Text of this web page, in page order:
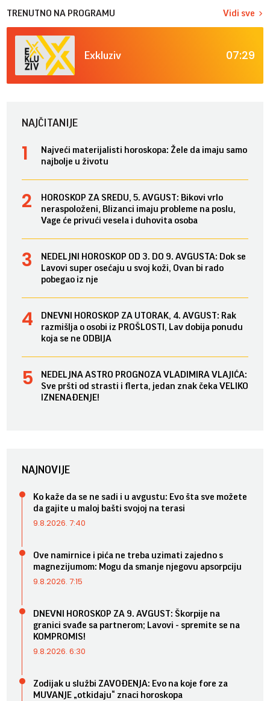
TRENUTNO NA PROGRAMU Vidi sve
Exkluziv 07:29
NAJČITANIJE
Najveći materijalisti horoskopa: Žele da imaju samo
najbolje u životu
HOROSKOP ZA SREDU, 5. AVGUST: Bikovi vrlo
neraspoloženi, Blizanci imaju probleme na poslu,
Vage će privući vesela i duhovita osoba
NEDELJNI HOROSKOP OD 3. DO 9. AVGUSTA: Dok se
Lavovi super osećaju u svoj koži, Ovan bi rado
pobegao iz nje
DNEVNI HOROSKOP ZA UTORAK, 4. AVGUST: Rak
razmišlja o osobi iz PROŠLOSTI, Lav dobija ponudu
koja se ne ODBIJA
NEDELJNA ASTRO PROGNOZA VLADIMIRA VLAJIĆA:
Sve pršti od strasti i flerta, jedan znak čeka VELIKO
IZNENAĐENJE!
NAJNOVIJE
Ko kaže da se ne sadi i u avgustu: Evo šta sve možete
da gajite u maloj bašti svojoj na terasi
9.8.2026. 7:40
Ove namirnice i pića ne treba uzimati zajedno s
magnezijumom: Mogu da smanje njegovu apsorpciju
9.8.2026. 7:15
DNEVNI HOROSKOP ZA 9. AVGUST: Škorpije na
granici svađe sa partnerom; Lavovi - spremite se na
KOMPROMIS!
9.8.2026. 6:30
Zodijak u službi ZAVOĐENJA: Evo na koje fore za
MUVANJE „otkidaju“ znaci horoskopa